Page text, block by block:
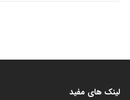
لینک های مفید